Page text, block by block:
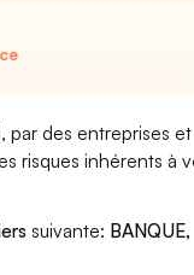
par des entreprises et
risques inhérents à
suivante: BANQUE,